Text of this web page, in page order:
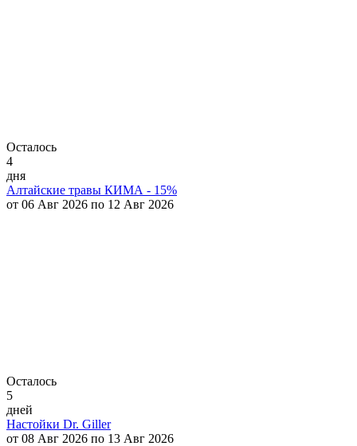
Осталось
4
дня
Алтайские травы КИМА - 15%
от 06 Авг 2026 по 12 Авг 2026
Осталось
5
дней
Настойки Dr. Giller
от 08 Авг 2026 по 13 Авг 2026